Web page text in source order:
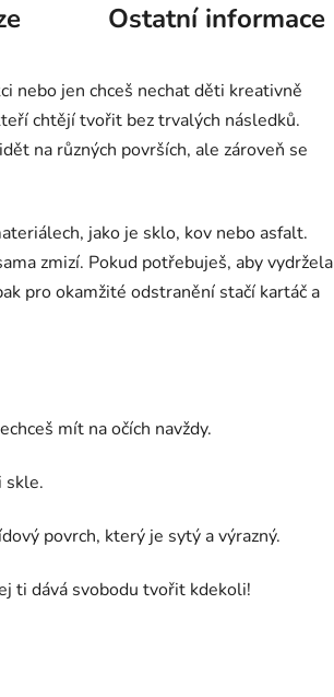
Ostatní informace
nebo jen chceš nechat děti kreativně
chtějí tvořit bez trvalých následků.
na různých površích, ale zároveň se
jako je sklo, kov nebo asfalt.
zmizí. Pokud potřebuješ, aby vydržela
pro okamžité odstranění stačí kartáč a
mít na očích navždy.
skle.
povrch, který je sytý a výrazný.
ti dává svobodu tvořit kdekoli!